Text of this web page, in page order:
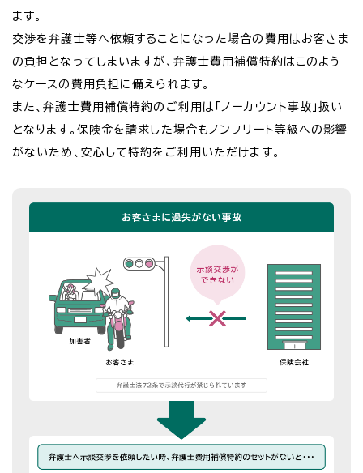
ます。
交渉を弁護士等へ依頼することになった場合の費用はお客さま
の負担となってしまいますが、弁護士費用補償特約はこのよう
なケースの費用負担に備えられます。
また、弁護士費用補償特約のご利用は「ノーカウント事故」扱い
となります。保険金を請求した場合もノンフリート等級への影響
がないため、安心して特約をご利用いただけます。